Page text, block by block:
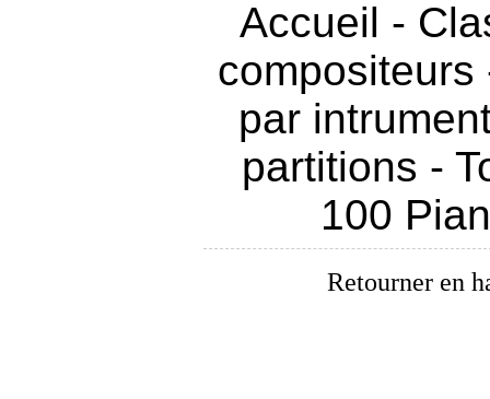
Accueil -
compositeurs
par
partitions -
100
Retourner en